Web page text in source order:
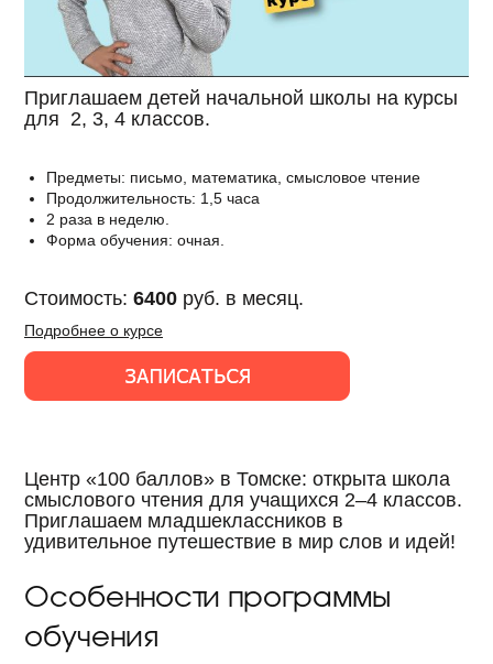
Приглашаем детей начальной школы на курсы
для 2, 3, 4 классов.
Предметы: письмо, математика, смысловое чтение
Продолжительность: 1,5 часа
2 раза в неделю.
Форма обучения: очная.
Стоимость: 6400 руб. в месяц.
Подробнее о курсе
Центр «100 баллов» в Томске: открыта школа
смыслового чтения для учащихся 2–4 классов.
Приглашаем младшеклассников в
удивительное путешествие в мир слов и идей!
Особенности программы
обучения